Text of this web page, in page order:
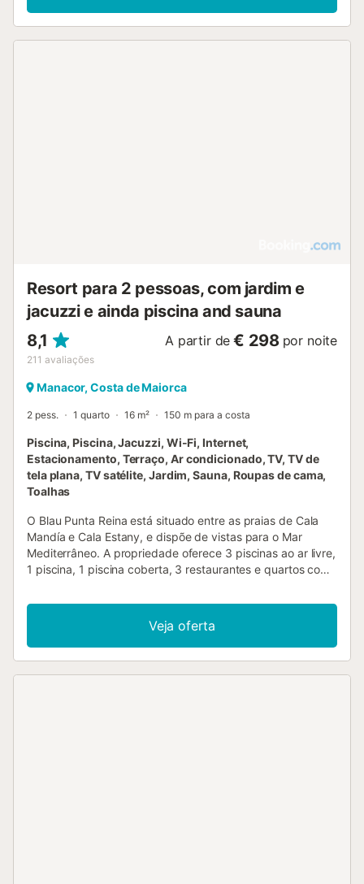
Resort para 2 pessoas, com jardim e
jacuzzi e ainda piscina and sauna
8,1
211 avaliações
A partir de € 298 por noite
Manacor, Costa de Maiorca
2 pess. 1 quarto 16 m² 150 m para a costa
Piscina, Piscina, Jacuzzi, Wi-Fi, Internet,
Estacionamento, Terraço, Ar condicionado, TV, TV de
tela plana, TV satélite, Jardim, Sauna, Roupas de cama,
Toalhas
O Blau Punta Reina está situado entre as praias de Cala
Mandía e Cala Estany, e dispõe de vistas para o Mar
Mediterrâneo. A propriedade oferece 3 piscinas ao ar livre,
1 piscina, 1 piscina coberta, 3 restaurantes e quartos com
Resort oferecem decoração simples e em cores claras e
dispõem de ar-condicionado, TV via satélite e cozinha
compacta. O restaurante buffet do hotel serve uma
variedade de pratos de culinária internacional e o
Veja oferta